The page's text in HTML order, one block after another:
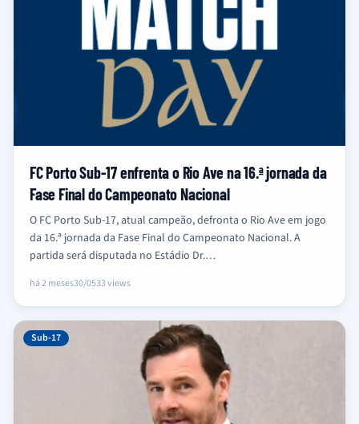
FC Porto Sub-17 enfrenta o Rio Ave na 16.ª jornada da
Fase Final do Campeonato Nacional
O FC Porto Sub-17, atual campeão, defronta o Rio Ave em jogo
da 16.ª jornada da Fase Final do Campeonato Nacional. A
partida será disputada no Estádio Dr.…
há 2 meses30/0533 views
Sub-17